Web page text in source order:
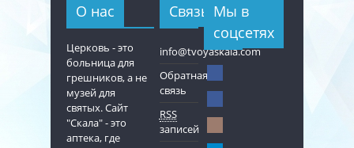
О нас
Церковь - это
больница для
грешников, а не
музей для
святых. Сайт
"Скала" - это
аптека, где
Связь
info@tvoyaskala.com
Обратная
связь
RSS
записей
Мы в
соцсетях